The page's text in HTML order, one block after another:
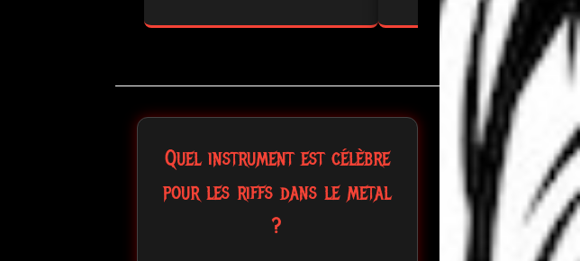
Quel instrument est célèbre
pour les riffs dans le metal
?